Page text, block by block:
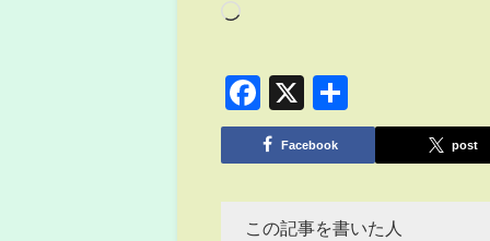
Facebook
X
有
Facebook post
この記事を書いた人